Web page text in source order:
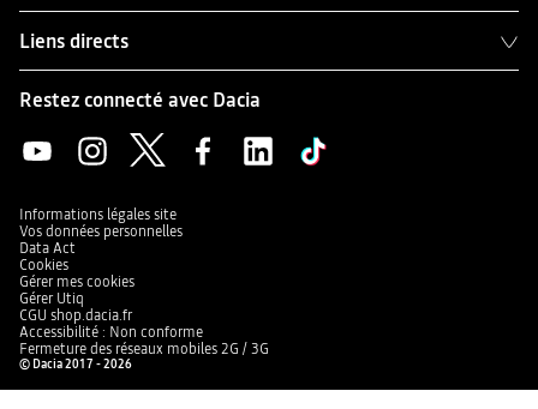
Liens directs
Restez connecté avec Dacia
Informations légales site
Vos données personnelles
Data Act
Cookies
Gérer mes cookies
Gérer Utiq
CGU shop.dacia.fr
Accessibilité : Non conforme
Fermeture des réseaux mobiles 2G / 3G
© Dacia 2017 - 2026